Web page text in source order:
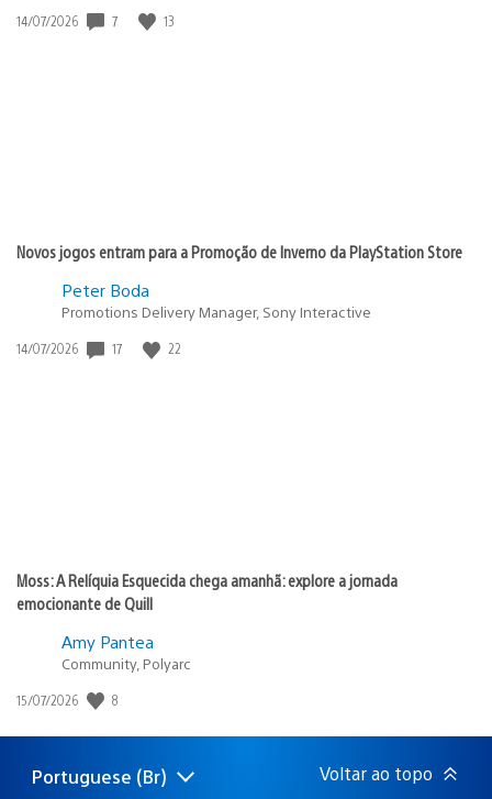
Data
14/07/2026 7 13
Novos jogos entram para a Promoção de Inverno da PlayStation Store
Peter Boda
Promotions Delivery Manager, Sony Interactive
Data
14/07/2026 17 22
Moss: A Relíquia Esquecida chega amanhã: explore a jornada
emocionante de Quill
Amy Pantea
Community, Polyarc
Data
publicação:
15/07/2026 8
Selecione
Região
Portuguese (Br) Voltar ao topo